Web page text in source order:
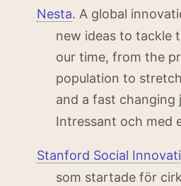
Nesta. A global
new ideas to tackle
our time, from the
population to
and a fast changing
Intressant och med
Stanford Social
som startade för